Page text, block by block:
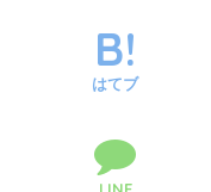
はてブ
LINE